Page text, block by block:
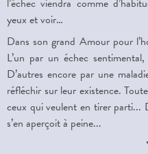
yeux et voir…
Dans son grand Amour pour
L’un par un échec
D’autres encore par une
réfléchir sur leur existence.
ceux qui veulent en tirer parti...
s’en aperçoit à peine...